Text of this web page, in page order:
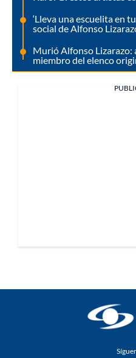
‘Lleva una escuelita en
social de Alfonso
Murió Alfonso Lizarazo:
miembro del elenco